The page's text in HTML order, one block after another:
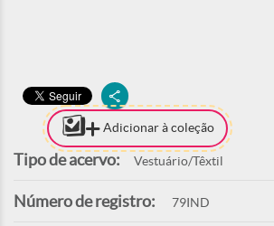
Adicionar à coleção
Tipo de acervo: Vestuário/Têxtil
Número de registro: 79IND